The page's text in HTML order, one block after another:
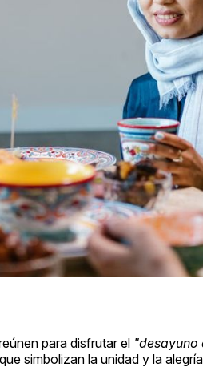
para disfrutar el "desayuno
simbolizan la unidad y la